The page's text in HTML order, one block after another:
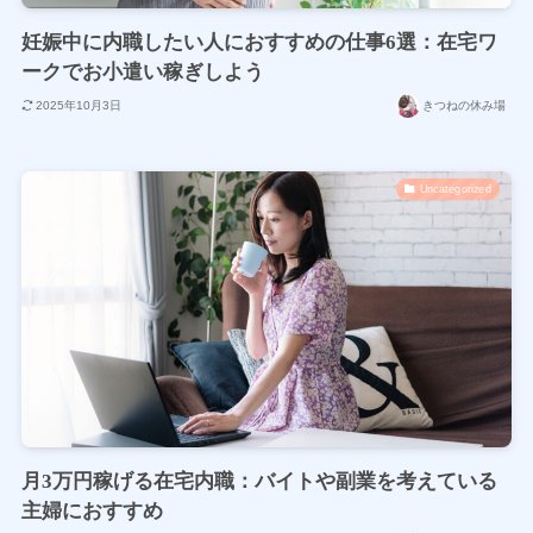
妊娠中に内職したい人におすすめの仕事6選：在宅ワ
ークでお小遣い稼ぎしよう
2025年10月3日 きつねの休み場
Uncategorized
月3万円稼げる在宅内職：バイトや副業を考えている
主婦におすすめ